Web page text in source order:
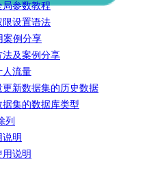
局参数教程
限设置语法
案例分享
及案例分享
人流量
新数据集的历史数据
集的数据库类型
列
明
说明